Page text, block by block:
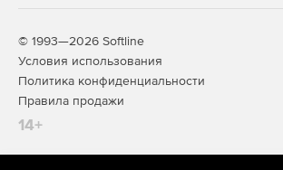
© 1993—2026 Softline
Условия использования
Политика конфиденциальности
Правила продажи
14+